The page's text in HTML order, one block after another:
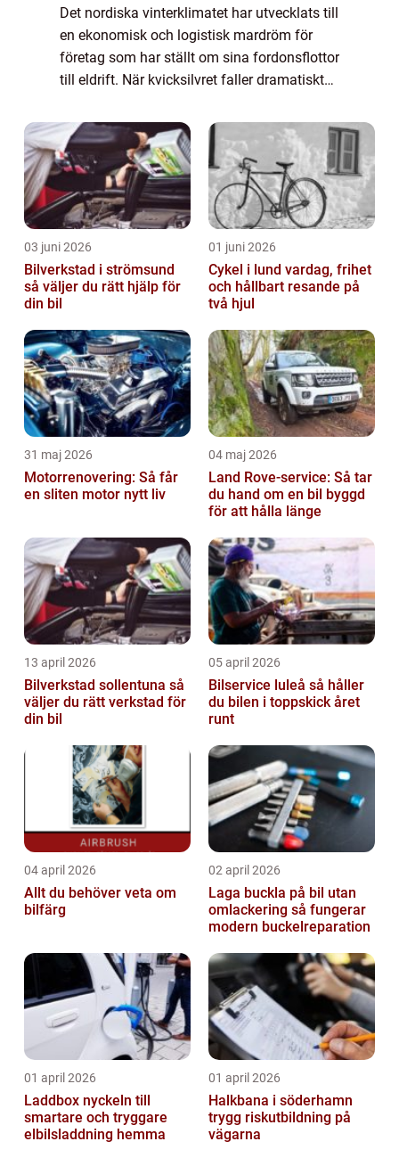
Det nordiska vinterklimatet har utvecklats till
en ekonomisk och logistisk mardröm för
företag som har ställt om sina fordonsflottor
till eldrift. När kvicksilvret faller dramatiskt
b...
03 juni 2026
Bilverkstad i strömsund
så väljer du rätt hjälp för
din bil
01 juni 2026
Cykel i lund vardag, frihet
och hållbart resande på
två hjul
31 maj 2026
Motorrenovering: Så får
en sliten motor nytt liv
04 maj 2026
Land Rove-service: Så tar
du hand om en bil byggd
för att hålla länge
13 april 2026
Bilverkstad sollentuna så
väljer du rätt verkstad för
din bil
05 april 2026
Bilservice luleå så håller
du bilen i toppskick året
runt
04 april 2026
Allt du behöver veta om
bilfärg
02 april 2026
Laga buckla på bil utan
omlackering så fungerar
modern buckelreparation
01 april 2026
Laddbox nyckeln till
smartare och tryggare
elbilsladdning hemma
01 april 2026
Halkbana i söderhamn
trygg riskutbildning på
vägarna